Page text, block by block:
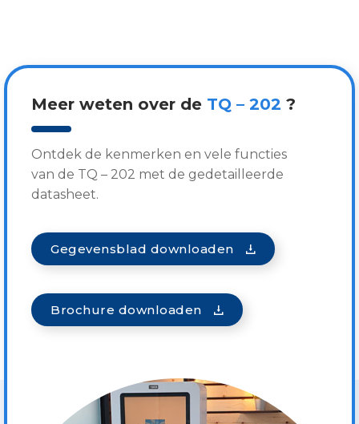
Meer weten over de TQ – 202 ?
Ontdek de kenmerken en vele functies
van de TQ – 202 met de gedetailleerde
datasheet.
Gegevensblad downloaden
Brochure downloaden